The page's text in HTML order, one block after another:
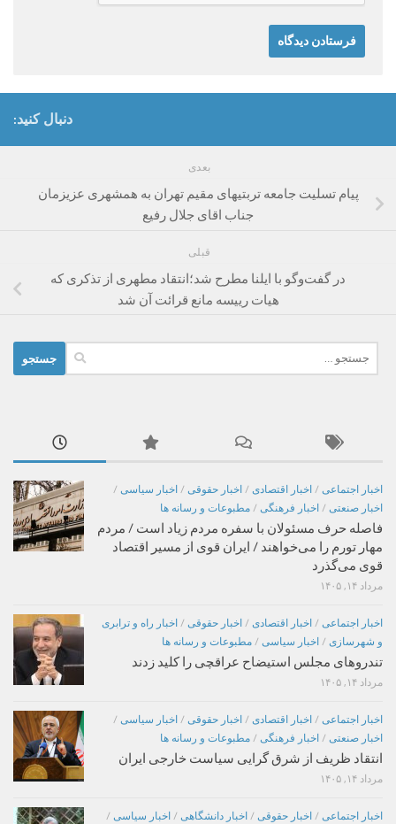
دنبال کنید:
بعدی
پیام تسلیت جامعه تربتیهای مقیم تهران به همشهری عزیزمان
جناب اقای جلال رفیع
قبلی
در گفت‌و‌گو با ایلنا مطرح شد؛انتقاد مطهری از تذکری که
هیات رییسه مانع قرائت آن شد
برای:
اخبار اجتماعی / اخبار اقتصادی / اخبار حقوقی / اخبار سیاسی /
اخبار صنعتی / اخبار فرهنگی / مطبوعات و رسانه ها
فاصله حرف مسئولان با سفره مردم زیاد است / مردم
مهار تورم را می‌خواهند / ایران قوی از مسیر اقتصاد
قوی می‌گذرد
مرداد ۱۴, ۱۴۰۵
اخبار اجتماعی / اخبار اقتصادی / اخبار حقوقی / اخبار راه و ترابری
و شهرسازی / اخبار سیاسی / مطبوعات و رسانه ها
تندروهای مجلس استیضاح عراقچی را کلید زدند
مرداد ۱۴, ۱۴۰۵
اخبار اجتماعی / اخبار اقتصادی / اخبار حقوقی / اخبار سیاسی /
اخبار صنعتی / اخبار فرهنگی / مطبوعات و رسانه ها
انتقاد ظریف از شرق گرایی سیاست خارجی ایران
مرداد ۱۴, ۱۴۰۵
اخبار اجتماعی / اخبار حقوقی / اخبار دانشگاهی / اخبار سیاسی /